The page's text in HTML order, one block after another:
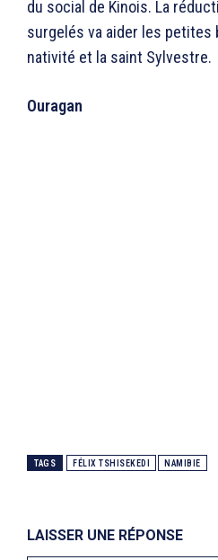
du social de Kinois. La
surgelés va aider les petites
nativité et la saint Sylvestre.
Ouragan
TAGS FÉLIX TSHISEKEDI NAMIBIE
LAISSER UNE RÉPONSE